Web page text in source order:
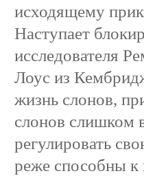
исходящему
Наступает
исследователя
Лоус из
жизнь слонов,
слонов слишком
регулировать
реже способны к